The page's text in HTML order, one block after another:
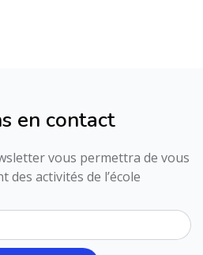
en contact
vous permettra de vous
des activités de l’école